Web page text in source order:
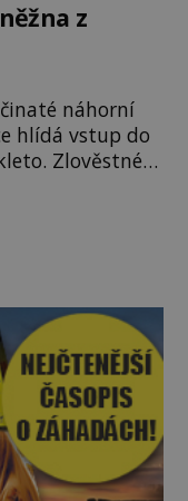
z
náhorní
hlídá vstup do
Zlověstné
dějiny.
Kouřim,
sídlo? Asi